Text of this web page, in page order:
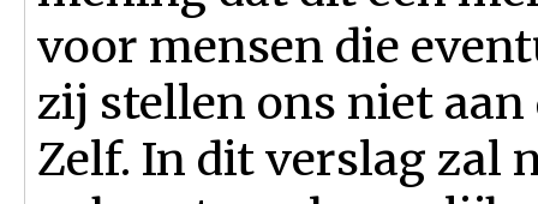
voor mensen die
zij stellen ons niet aan
Zelf. In dit verslag zal